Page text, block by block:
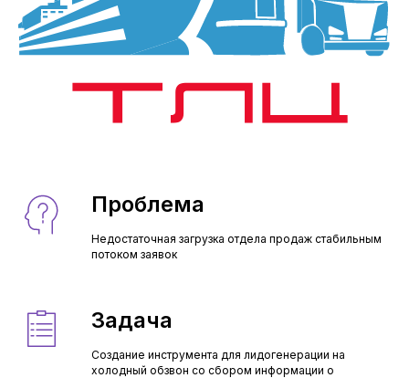
Проблема
Недостаточная загрузка отдела продаж стабильным
потоком заявок
Задача
Создание инструмента для лидогенерации на
холодный обзвон со сбором информации о